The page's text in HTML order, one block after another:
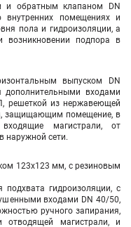
и обратным клапаном DN
внутренних помещениях и
пола и гидроизоляции, а
подпора в
выпуском DN
входами
решеткой из нержавеющей
защищающим помещение, в
магистрали, от
наружной сети.
123х123 мм, с резиновым
гидроизоляции, с
входами DN 40/50,
ручного запирания,
отводящей магистрали, и